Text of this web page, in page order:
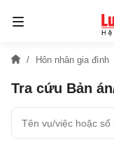
Hôn nhân gia đình
Tra cứu Bản